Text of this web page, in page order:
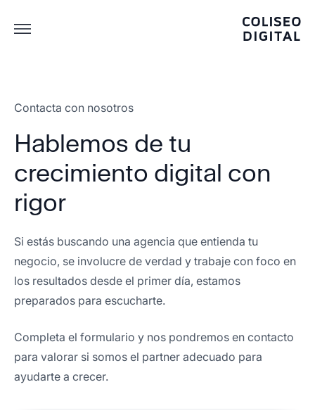
Contacta con nosotros
Hablemos de tu
crecimiento digital con
rigor
Si estás buscando una agencia que entienda tu
negocio, se involucre de verdad y trabaje con foco en
los resultados desde el primer día, estamos
preparados para escucharte.
Completa el formulario y nos pondremos en contacto
para valorar si somos el partner adecuado para
ayudarte a crecer.